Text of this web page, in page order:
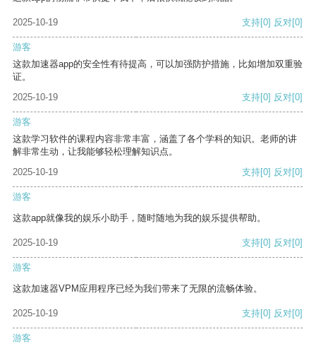
2025-10-19 支持[0] 反对[0]
游客
这款加速器app的安全性有待提高，可以加强防护措施，比如增加双重验
证。
2025-10-19
支持[0] 反对[0]
游客
这款学习软件的课程内容非常丰富，涵盖了各个学科的知识。老师的讲
解非常生动，让我能够轻松理解知识点。
2025-10-19
支持[0] 反对[0]
游客
这款app就像我的娱乐小助手，随时随地为我的娱乐提供帮助。
2025-10-19 支持[0] 反对[0]
游客
这款加速器VPM应用程序已经为我们带来了无限的流畅体验。
2025-10-19 支持[0] 反对[0]
游客